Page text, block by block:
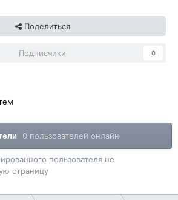
Поделиться
Подписчики 0
0 пользователей онлайн
пользователя не
страницу